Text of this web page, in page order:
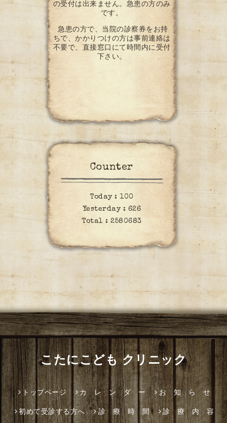
の受付は出来ません。急患の方のみ
です。
急患の方で、当院の診察券をお持
ちで、かかりつけの方は事前連絡は
不要で、直接窓口にて時間内に受付
下さい。
Counter
Today : 100
Yesterday : 626
Total :2580683
こたにこども クリニック
トップページ カ レ ン ダ ー お 知 ら せ
初めて受診する方へ 診 療 時 間 診 療 内 容